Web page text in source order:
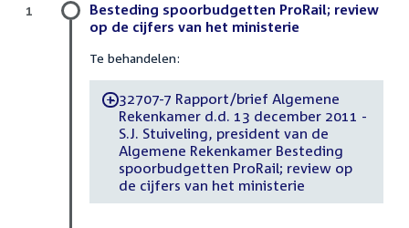
Besteding spoorbudgetten ProRail; review
op de cijfers van het ministerie
Te behandelen:
-32707-7 Rapport/brief Algemene
Rekenkamer d.d. 13 december 2011 -
S.J. Stuiveling, president van de
Algemene Rekenkamer Besteding
spoorbudgetten ProRail; review op
de cijfers van het ministerie
1